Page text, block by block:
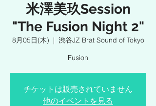
米澤美玖Session
"The Fusion Night 2"
8月05日(木)
  |
渋谷JZ Brat Sound of Tokyo
Fusion
チケットは販売されていません
他のイベントを見る